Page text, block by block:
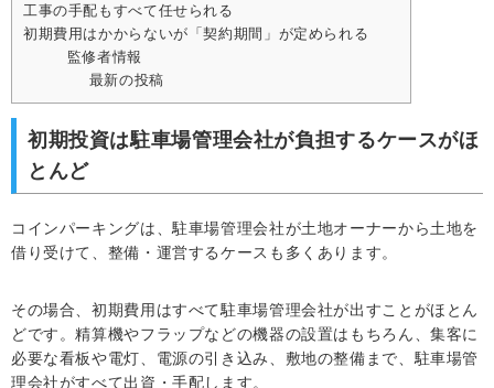
工事の手配もすべて任せられる
初期費用はかからないが「契約期間」が定められる
監修者情報
最新の投稿
初期投資は駐車場管理会社が負担するケースがほ
とんど
コインパーキングは、駐車場管理会社が土地オーナーから土地を
借り受けて、整備・運営するケースも多くあります。
その場合、初期費用はすべて駐車場管理会社が出すことがほとん
どです。精算機やフラップなどの機器の設置はもちろん、集客に
必要な看板や電灯、電源の引き込み、敷地の整備まで、駐車場管
理会社がすべて出資・手配します。